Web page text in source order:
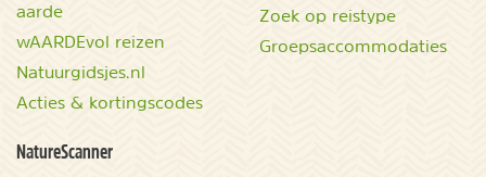
aarde
wAARDEvol reizen
Natuurgidsjes.nl
Acties & kortingscodes
Zoek op reistype
Groepsaccommodaties
NatureScanner